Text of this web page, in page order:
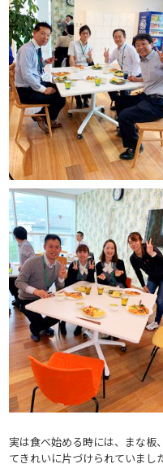
実は食べ始める時には、まな板
てきれいに片づけられていまし